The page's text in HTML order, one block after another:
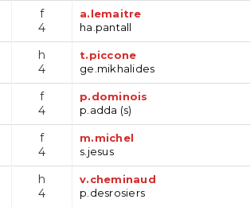
f
4
a.lemaitre
ha.pantall
h
4
t.piccone
ge.mikhalides
f
4
p.dominois
p.adda (s)
f
4
m.michel
s.jesus
h
4
v.cheminaud
p.desrosiers